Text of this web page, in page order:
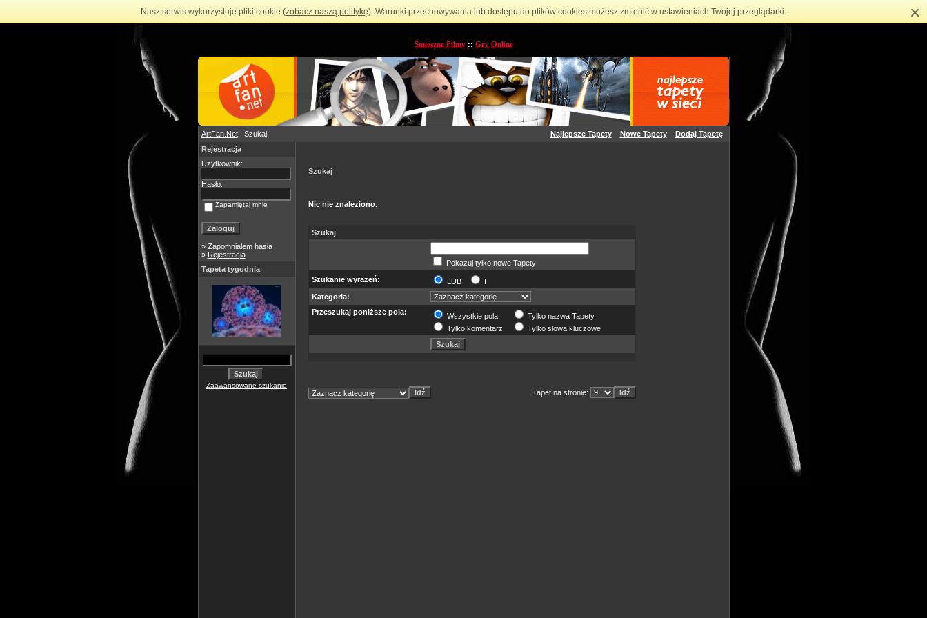
Nasz serwis wykorzystuje pliki cookie (zobacz naszą politykę). Warunki przechowywania lub dostępu do plików cookies możesz zmienić w ustawieniach Twojej przeglądarki. ×
Śmieszne Filmy:: Gry Online
ArtFan.Net| Szukaj Najlepsze Tapety Nowe Tapety
Dodaj Tapetę
Rejestracja
Użytkownik:
Hasło:
Zapamiętaj mnie
» Zapomniałem hasła
» Rejestracja
Tapeta tygodnia
Zaawansowane szukanie
Szukaj
Nic nie znaleziono.
Szukaj
Pokazuj tylko nowe Tapety
Szukanie wyrażeń:
LUB
I
Kategoria:
Przeszukaj poniższe pola:
Wszystkie pola
Tylko nazwa Tapety
Tylko komentarz
Tylko słowa kluczowe
Tapet na stronie: